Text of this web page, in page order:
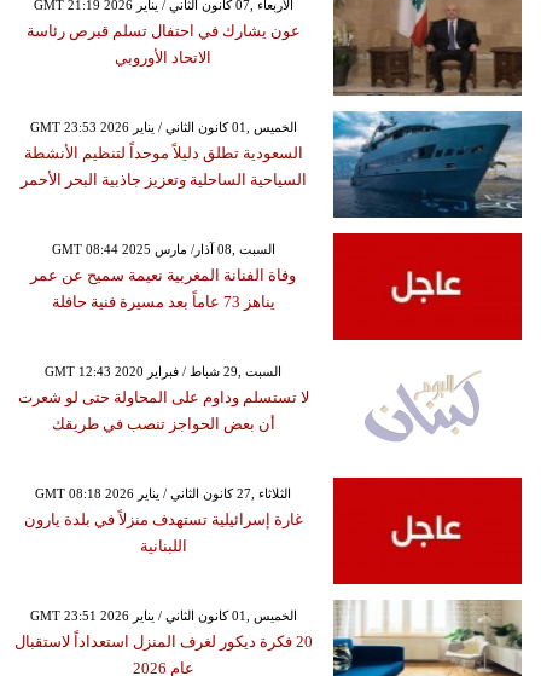
GMT 21:19 2026 الأربعاء ,07 كانون الثاني / يناير
عون يشارك في احتفال تسلم قبرص رئاسة
الاتحاد الأوروبي
GMT 23:53 2026 الخميس ,01 كانون الثاني / يناير
السعودية تطلق دليلاً موحداً لتنظيم الأنشطة
السياحية الساحلية وتعزيز جاذبية البحر الأحمر
GMT 08:44 2025 السبت ,08 آذار/ مارس
وفاة الفنانة المغربية نعيمة سميح عن عمر
يناهز 73 عاماً بعد مسيرة فنية حافلة
GMT 12:43 2020 السبت ,29 شباط / فبراير
لا تستسلم وداوم على المحاولة حتى لو شعرت
أن بعض الحواجز تنصب في طريقك
GMT 08:18 2026 الثلاثاء ,27 كانون الثاني / يناير
غارة إسرائيلية تستهدف منزلاً في بلدة يارون
اللبنانية
GMT 23:51 2026 الخميس ,01 كانون الثاني / يناير
20 فكرة ديكور لغرف المنزل استعداداً لاستقبال
عام 2026